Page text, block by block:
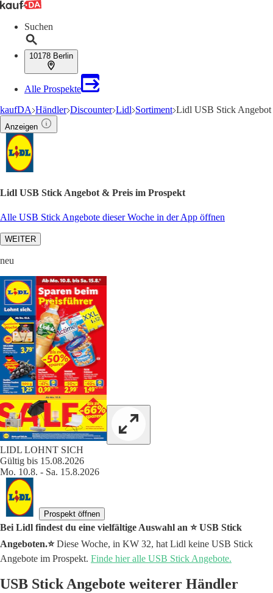
Suchen
10178 Berlin
Alle Prospekte
kaufDA Händler Discounter Lidl Sortiment Lidl USB Stick Angebot
Anzeigen
Lidl USB Stick Angebot & Preis im Prospekt
Alle USB Stick Angebote dieser Woche in der App öffnen
WEITER
neu
LIDL LOHNT SICH
Gültig bis 15.08.2026
Mo. 10.8. - Sa. 15.8.2026
Prospekt öffnen
Bei Lidl findest du eine vielfältige Auswahl an ⭐️ USB Stick
Angeboten.⭐️Diese Woche, in KW 32, hat Lidl keine USB Stick
Angebote im Prospekt. Finde hier alle USB Stick Angebote.
USB Stick Angebote weiterer Händler